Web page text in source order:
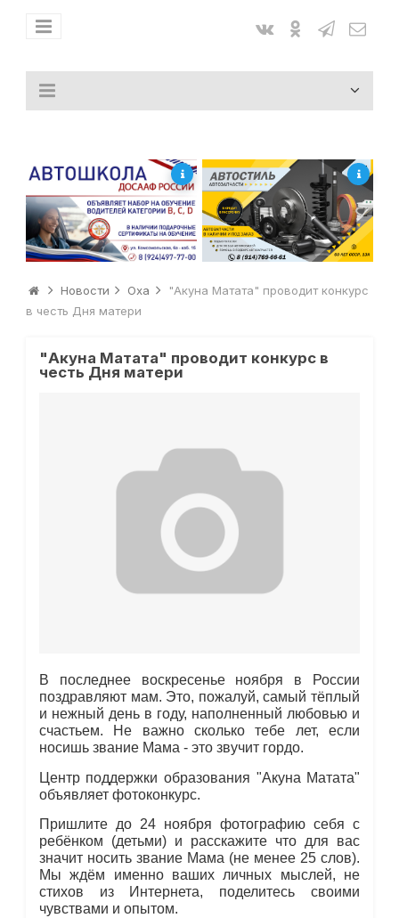
Новости Оха
"Акуна Матата" проводит конкурс
в честь Дня матери
"Акуна Матата" проводит конкурс в
честь Дня матери
В последнее воскресенье ноября в России
поздравляют мам. Это, пожалуй, самый тёплый
и нежный день в году, наполненный любовью и
счастьем. Не важно сколько тебе лет, если
носишь звание Мама - это звучит гордо.
Центр поддержки образования "Акуна Матата"
объявляет фотоконкурс.
Пришлите до 24 ноября фотографию себя с
ребёнком (детьми) и расскажите что для вас
значит носить звание Мама (не менее 25 слов).
Мы ждём именно ваших личных мыслей, не
стихов из Интернета, поделитесь своими
чувствами и опытом.